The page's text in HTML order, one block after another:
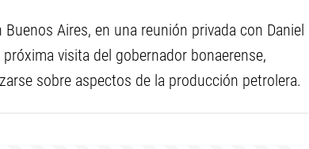
Aires, en una reunión privada con Daniel
visita del gobernador bonaerense,
sobre aspectos de la producción petrolera.